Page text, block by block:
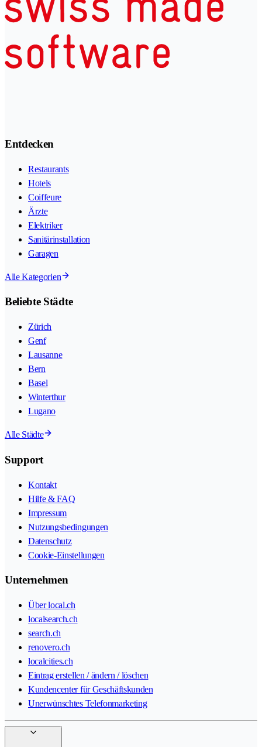
Entdecken
Restaurants
Hotels
Coiffeure
Ärzte
Elektriker
Sanitärinstallation
Garagen
Alle Kategorien
Beliebte Städte
Zürich
Genf
Lausanne
Bern
Basel
Winterthur
Lugano
Alle Städte
Support
Kontakt
Hilfe & FAQ
Impressum
Nutzungsbedingungen
Datenschutz
Cookie-Einstellungen
Unternehmen
Über local.ch
localsearch.ch
search.ch
renovero.ch
localcities.ch
Eintrag erstellen / ändern / löschen
Kundencenter für Geschäftskunden
Unerwünschtes Telefonmarketing